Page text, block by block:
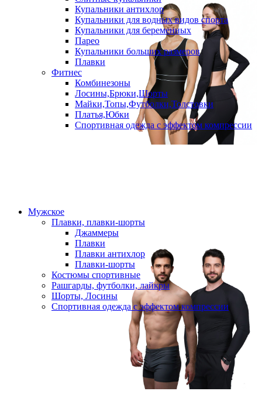
Купальники антихлор
Купальники для водных видов спорта
Купальники для беременных
Парео
Купальники больших размеров
Плавки
Фитнес
Комбинезоны
Лосины,Брюки,Шорты
Майки,Топы,Футболки,Толстовки
Платья,Юбки
Спортивная одежда с эффектом компрессии
Мужское
Плавки, плавки-шорты
Джаммеры
Плавки
Плавки антихлор
Плавки-шорты
Костюмы спортивные
Рашгарды, футболки, лайкры
Шорты, Лосины
Спортивная одежда с эффектом компрессии